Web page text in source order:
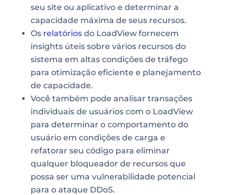
seu site ou aplicativoe determinar a
capacidade máxima de seus recursos.
Os relatóriosdo LoadView fornecem
insights úteis sobre vários recursos do
sistema em altas condições de tráfego
para otimização eficiente e planejamento
de capacidade.
Você também pode analisar transações
individuais de usuários com o LoadView
para determinar o comportamento do
usuário em condições de carga e
refatorar seu código para eliminar
qualquer bloqueador de recursos que
possa ser uma vulnerabilidade potencial
para o ataque DDoS.